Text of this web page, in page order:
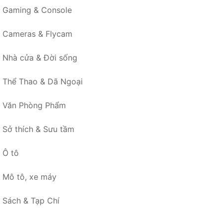
Gaming & Console
Cameras & Flycam
Nhà cửa & Đời sống
Thể Thao & Dã Ngoại
Văn Phòng Phẩm
Sở thích & Sưu tầm
Ô tô
Mô tô, xe máy
Sách & Tạp Chí